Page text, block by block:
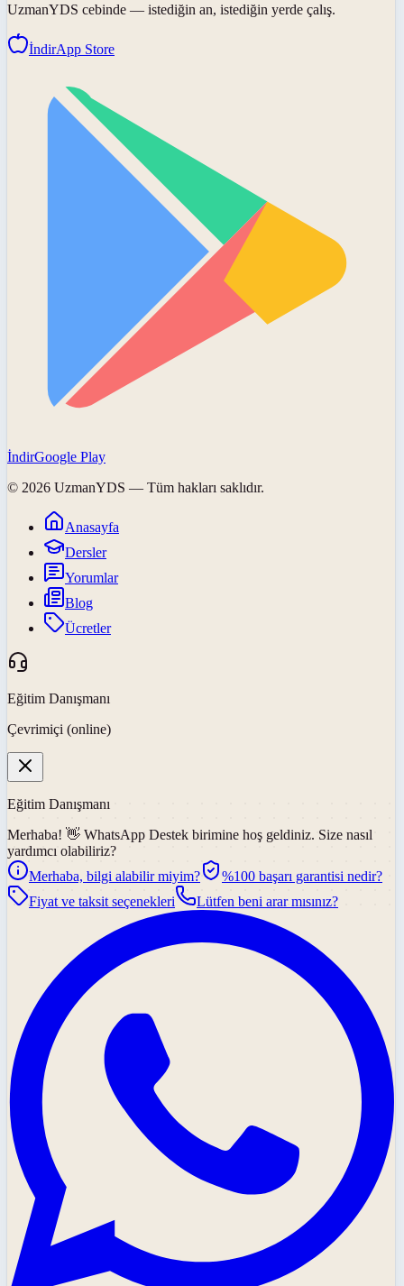
UzmanYDS cebinde — istediğin an, istediğin yerde çalış.
İndirApp Store
İndirGoogle Play
© 2026 UzmanYDS — Tüm hakları saklıdır.
Anasayfa
Dersler
Yorumlar
Blog
Ücretler
Eğitim Danışmanı
Çevrimiçi (online)
Eğitim Danışmanı
Merhaba! 👋 WhatsApp Destek birimine hoş geldiniz. Size nasıl
yardımcı olabiliriz?
Merhaba, bilgi alabilir miyim?
%100 başarı garantisi nedir?
Fiyat ve taksit seçenekleri
Lütfen beni arar mısınız?